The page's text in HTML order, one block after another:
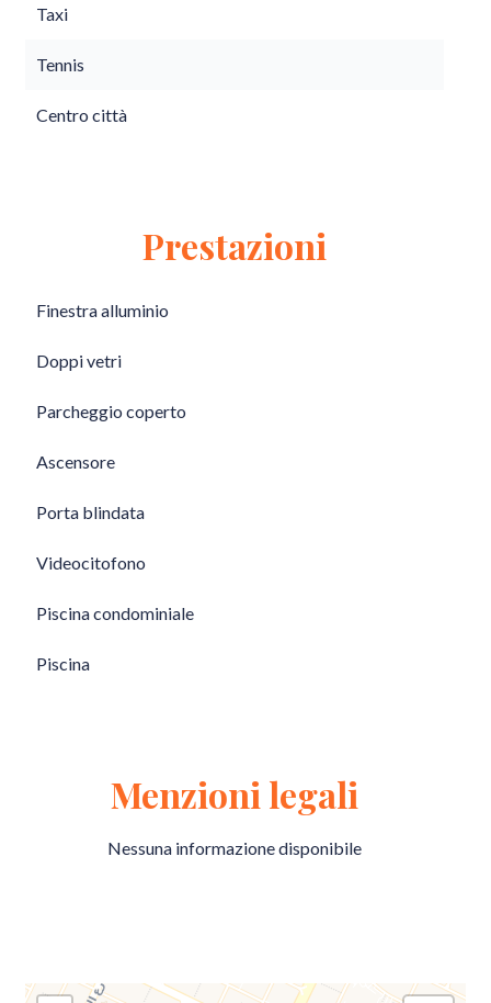
Taxi
Tennis
Centro città
Prestazioni
Finestra alluminio
Doppi vetri
Parcheggio coperto
Ascensore
Porta blindata
Videocitofono
Piscina condominiale
Piscina
Menzioni legali
Nessuna informazione disponibile